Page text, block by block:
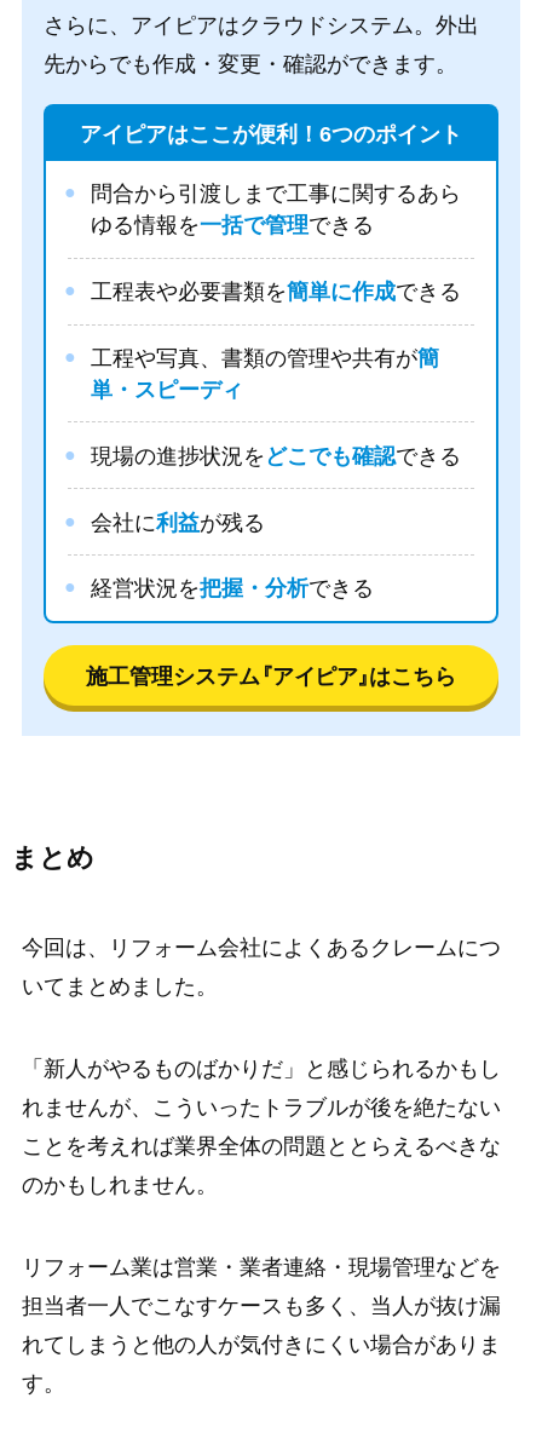
さらに、アイピアはクラウドシステム。外出
先からでも作成・変更・確認ができます。
アイピアはここが便利！6つのポイント
問合から引渡しまで工事に関するあら
ゆる情報を一括で管理できる
工程表や必要書類を簡単に作成できる
工程や写真、書類の管理や共有が簡
単・スピーディ
現場の進捗状況を どこでも確認できる
会社に利益が残る
経営状況を把握・分析できる
施工管理システム『アイピア』はこちら
まとめ
今回は、リフォーム会社によくあるクレームにつ
いてまとめました。
「新人がやるものばかりだ」と感じられるかもし
れませんが、こういったトラブルが後を絶たない
ことを考えれば業界全体の問題ととらえるべきな
のかもしれません。
リフォーム業は営業・業者連絡・現場管理などを
担当者一人でこなすケースも多く、当人が抜け漏
れてしまうと他の人が気付きにくい場合がありま
す。